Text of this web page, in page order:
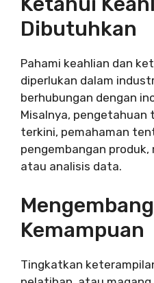
Dibutuhkan
Pahami keahlian dan
diperlukan dalam
berhubungan dengan
Misalnya,
terkini, pemahaman
pengembangan produk,
atau analisis data.
Kemampuan
Tingkatkan